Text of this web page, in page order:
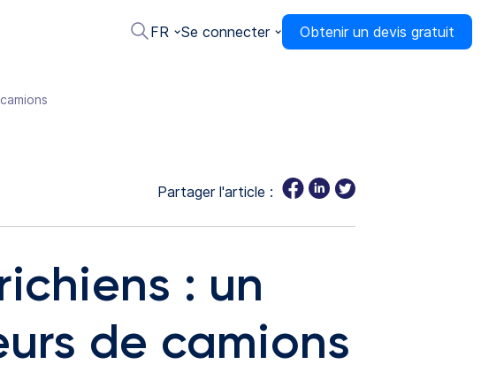
FR Se connecter Obtenir un devis gratuit
Partager l'article :
: un
de camions